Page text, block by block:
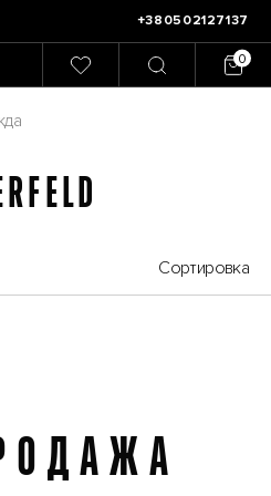
+380502127137
Сортировка